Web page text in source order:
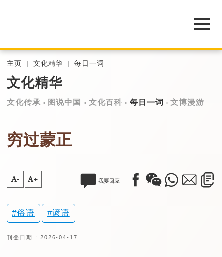
主页 文化精华 每日一词
文化精华
文化传承 图说中国 文化百科 每日一词 文博漫游
穷过蒙正
A- A+ 我要回应
俗语 谚语
刊登日期 : 2026-04-17